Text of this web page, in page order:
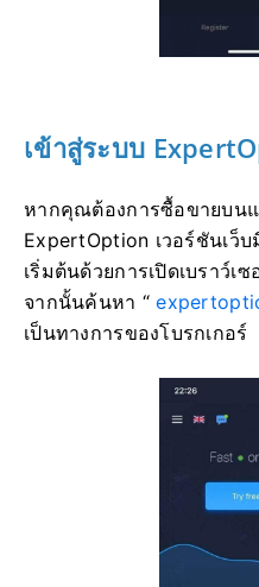
เข้าสู่ระบบ
หากคุณต้องการซื้อขายบน
ExpertOption เวอร์ชันเว็
เริ่มต้นด้วยการเปิดเบราว์
จากนั้นค้นหา “
เป็นทางการของโบรกเกอร์